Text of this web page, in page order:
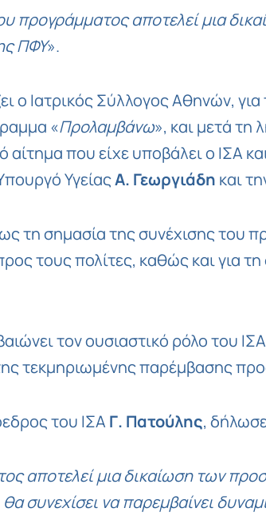
προγράμματος αποτελεί μια
ΠΦΥ».
ο Ιατρικός Σύλλογος Αθηνών,
«Προλαμβάνω», και μετά τη
αίτημα που είχε υποβάλει ο ΙΣΑ
ΥγείαςΑ. Γεωργιάδη και
τη σημασία της συνέχισης
τους πολίτες, καθώς και για
τον ουσιαστικό ρόλο του
τεκμηριωμένης παρέμβασης
του ΙΣΑ Γ. Πατούλης,
αποτελεί μια δικαίωση των
συνεχίσει να παρεμβαίνει